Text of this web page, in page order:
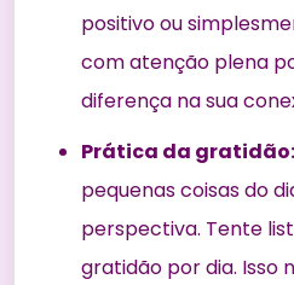
positivo ou
com atenção plena
diferença na sua
Prática da gratidão:
pequenas coisas do
perspectiva. Tente
gratidão por dia. Isso